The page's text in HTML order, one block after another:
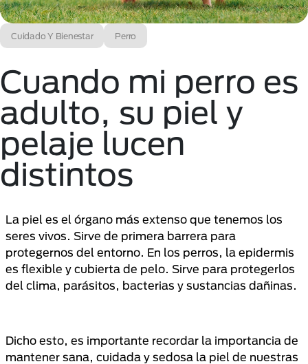
Cuidado Y Bienestar Perro
Cuando mi perro es
adulto, su piel y
pelaje lucen
distintos
La piel es el órgano más extenso que tenemos los
seres vivos. Sirve de primera barrera para
protegernos del entorno. En los perros, la epidermis
es flexible y cubierta de pelo. Sirve para protegerlos
del clima, parásitos, bacterias y sustancias dañinas.
Dicho esto, es importante recordar la importancia de
mantener sana, cuidada y sedosa la piel de nuestras